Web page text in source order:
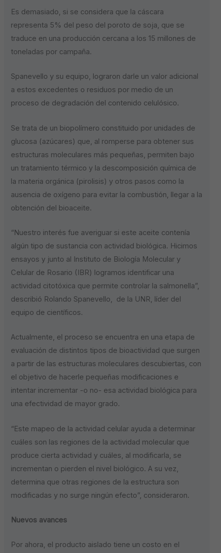
Es demasiado, si se considera que la cáscara
representa 5% del peso del poroto de soja, que se
traduce en una producción cercana a los 15 millones de
toneladas por campaña.
Spanevello y su equipo, lograron darle un valor adicional
a estos excedentes o residuos por medio de un
proceso de degradación del contenido celulósico.
Se trata de un biopolímero constituido por unidades de
glucosa (azúcares) que, al romperse para obtener sus
estructuras moleculares más pequeñas, permiten bajo
un tratamiento térmico y la descomposición química de
la materia orgánica (pirolisis) y otros pasos como la
ausencia de oxígeno para evitar la combustión, llegar a la
obtención del bioaceite.
“Nuestro interés fue averiguar si este aceite contenía
algún tipo de sustancia con actividad biológica. Hicimos
ensayos y junto al Instituto de Biología Molecular y
Celular de Rosario (IBR) logramos identificar una
actividad citotóxica que permite controlar la salmonella”,
describió Rolando Spanevello, de la UNR, líder del
equipo de científicos.
Actualmente, el proceso se encuentra en una etapa de
evaluación de distintos tipos de bioactividad que surgen
a partir de las estructuras moleculares descubiertas, con
el objetivo de hacerle pequeñas modificaciones e
intentar incrementar -o no- esa actividad biológica para
una efectividad de mayor grado.
“Este mapeo de la actividad celular ayuda a determinar
cuáles son las regiones de la actividad molecular que
produce cierta actividad y cuáles, al modificarla, se
incrementan o pierden el nivel biológico. A su vez,
determina que otras regiones de la estructura son
modificadas y no surge ningún efecto”, consideraron.
Nuevos avances
Por ahora, el producto aislado tiene un costo en el